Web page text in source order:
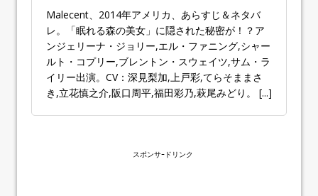
Maleficent、2014年アメリカ、あらすじ＆ネタバ
レ。「眠れる森の美女」に隠された秘密が！？ア
ンジェリーナ・ジョリー,エル・ファニング,シャー
ルト・コプリー,ブレントン・スウェイツ,サム・ラ
イリー出演。CV：深見梨加,上戸彩,てらそままさ
き,立花慎之介,阪口周平,福田彩乃,萩尾みどり。 [...]
スポンサｰドリンク